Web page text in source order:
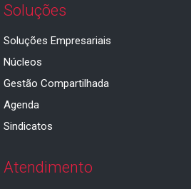
Soluções
Soluções Empresariais
Núcleos
Gestão Compartilhada
Agenda
Sindicatos
Atendimento